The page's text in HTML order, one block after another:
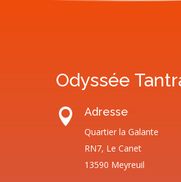
Odyssée
 Adresse
Quartier la Galante
RN7, Le Canet
13590 Meyreuil